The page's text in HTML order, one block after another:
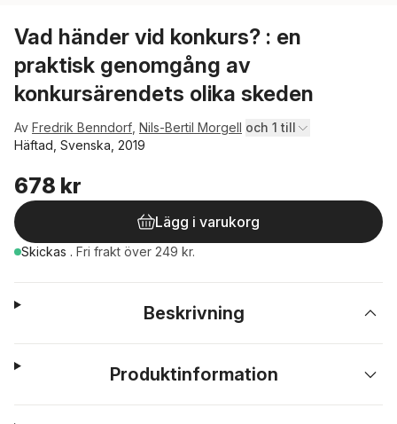
Vad händer vid konkurs? : en
praktisk genomgång av
konkursärendets olika skeden
Av Fredrik Benndorf Nils-Bertil Morgell och 1 till
Häftad, Svenska, 2019
678 kr
Lägg i varukorg
Skickas . Fri frakt över 249 kr.
Beskrivning
Produktinformation